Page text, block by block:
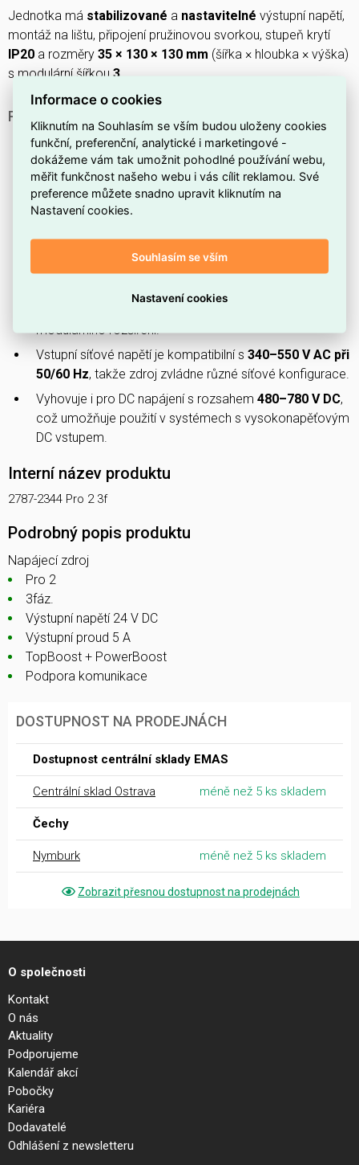
Jednotka má stabilizované a nastavitelné výstupní napětí,
montáž na lištu, připojení pružinovou svorkou, stupeň krytí
IP20 a rozměry 35 × 130 × 130 mm (šířka × hloubka × výška)
s modulární šířkou 3
PROČ SI VYBRAT TENTO NAPÁJECÍ ZDROJ?
Je navržen pro napájení dvou třífázových obvodů, tedy
určen pro dvě třífázová zapojení, což usnadní
integraci do rozvodů.
Poskytuje stabilní výstupní výkon 120 W
pro napájení
nemodulární konstrukci
modulárního rozšíření.
Vstupní síťové napětí je kompatibilní s 340–550 V AC při
50/60 Hz, takže zdroj zvládne různé síťové konfigurace.
Vyhovuje i pro DC napájení s rozsahem 480–780 V DC,
což umožňuje použití v systémech s vysokonapěťovým
DC vstupem.
Interní název produktu
2787-2344 Pro 2 3f
Podrobný popis produktu
Napájecí zdroj
Pro 2
3fáz.
Výstupní napětí 24 V DC
Výstupní proud 5 A
TopBoost + PowerBoost
Podpora komunikace
DOSTUPNOST NA PRODEJNÁCH
Dostupnost centrální sklady EMAS
Centrální sklad Ostrava méně než 5 ks skladem
Čechy
Nymburk méně než 5 ks skladem
Zobrazit přesnou dostupnost na prodejnách
O společnosti
Kontakt
O nás
Aktuality
Podporujeme
Kalendář akcí
Pobočky
Kariéra
Dodavatelé
Odhlášení z newsletteru
Informace o cookies
Kliknutím na Souhlasím se vším budou uloženy cookies
funkční, preferenční, analytické i marketingové -
dokážeme vám tak umožnit pohodlné používání webu,
měřit funkčnost našeho webu i vás cílit reklamou. Své
preference můžete snadno upravit kliknutím na
Nastavení cookies.
Souhlasím se vším
Nastavení cookies